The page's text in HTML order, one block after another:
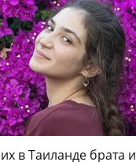
в Таиланде брата и